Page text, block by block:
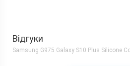
Відгуки
Samsung G975 Galaxy S10 Plus Silicone